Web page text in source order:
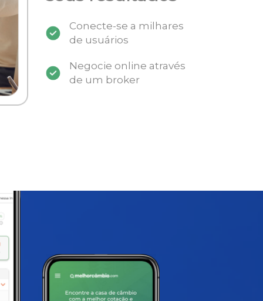
Conecte-se a milhares
de usuários
Negocie online através
de um broker